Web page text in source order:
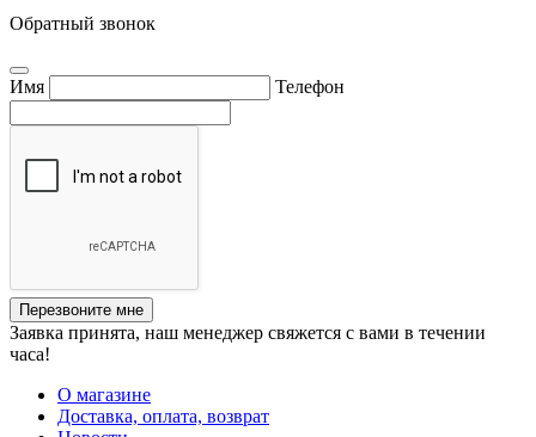
Обратный звонок
Имя Телефон
Перезвоните мне
Заявка принята, наш менеджер свяжется с вами в течении
часа!
О магазине
Доставка, оплата, возврат